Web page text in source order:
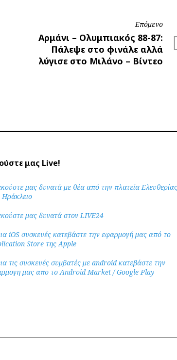
Επόμενο
Επόμενο
Αρμάνι – Ολυμπιακός 88-87:
Πάλεψε στο φινάλε αλλά
λύγισε στο Μιλάνο – Βίντεο
μας Live!